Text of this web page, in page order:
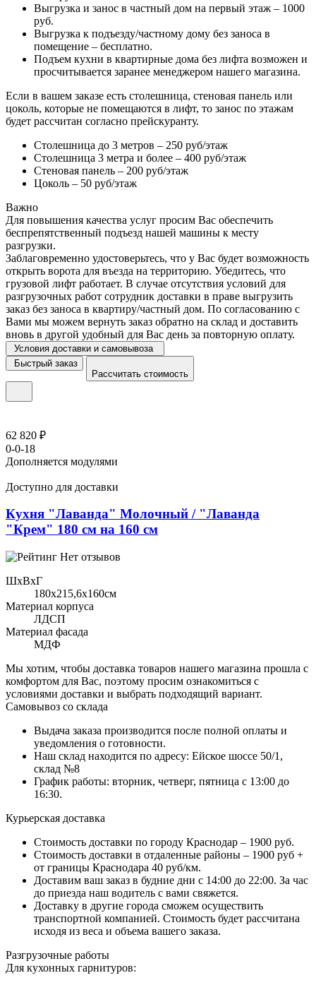
Выгрузка и занос в частный дом на первый этаж – 1000
руб.
Выгрузка к подъезду/частному дому без заноса в
помещение – бесплатно.
Подъем кухни в квартирные дома без лифта возможен и
просчитывается заранее менеджером нашего магазина.
Если в вашем заказе есть столешница, стеновая панель или
цоколь, которые не помещаются в лифт, то занос по этажам
будет рассчитан согласно прейскуранту.
Столешница до 3 метров – 250 руб/этаж
Столешница 3 метра и более – 400 руб/этаж
Стеновая панель – 200 руб/этаж
Цоколь – 50 руб/этаж
Важно
Для повышения качества услуг просим Вас обеспечить
беспрепятственный подъезд нашей машины к месту
разгрузки.
Заблаговременно удостоверьтесь, что у Вас будет возможность
открыть ворота для въезда на территорию. Убедитесь, что
грузовой лифт работает. В случае отсутствия условий для
разгрузочных работ сотрудник доставки в праве выгрузить
заказ без заноса в квартиру/частный дом. По согласованию с
Вами мы можем вернуть заказ обратно на склад и доставить
вновь в другой удобный для Вас день за повторную оплату.
Условия доставки и самовывоза
Быстрый заказ
Рассчитать стоимость
62 820 ₽
0-0-18
Дополняется модулями
Доступно для доставки
Кухня "Лаванда" Молочный / "Лаванда
"Крем" 180 см на 160 см
Нет отзывов
ШхВхГ
180x215,6х160см
Материал корпуса
ЛДСП
Материал фасада
МДФ
Мы хотим, чтобы доставка товаров нашего магазина прошла с
комфортом для Вас, поэтому просим ознакомиться с
условиями доставки и выбрать подходящий вариант.
Самовывоз со склада
Выдача заказа производится после полной оплаты и
уведомления о готовности.
Наш склад находится по адресу: Ейское шоссе 50/1,
склад №8
График работы: вторник, четверг, пятница с 13:00 до
16:30.
Курьерская доставка
Стоимость доставки по городу Краснодар – 1900 руб.
Стоимость доставки в отдаленные районы – 1900 руб +
от границы Краснодара 40 руб/км.
Доставим ваш заказ в будние дни с 14:00 до 22:00. За час
до приезда наш водитель с вами свяжется.
Доставку в другие города сможем осуществить
транспортной компанией. Стоимость будет рассчитана
исходя из веса и объема вашего заказа.
Разгрузочные работы
Для кухонных гарнитуров: